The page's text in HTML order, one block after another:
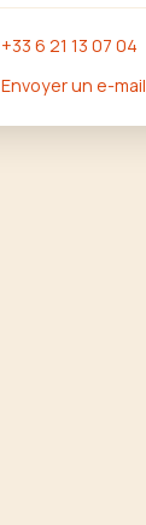
+33 6 21 13 07 04
Envoyer un e-mail